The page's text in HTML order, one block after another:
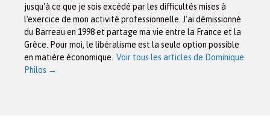
jusqu'à ce que je sois excédé par les difficultés mises à
l'exercice de mon activité professionnelle. J'ai démissionné
du Barreau en 1998 et partage ma vie entre la France et la
Grèce. Pour moi, le libéralisme est la seule option possible
en matière économique. Voir tous les articles de Dominique
Philos →